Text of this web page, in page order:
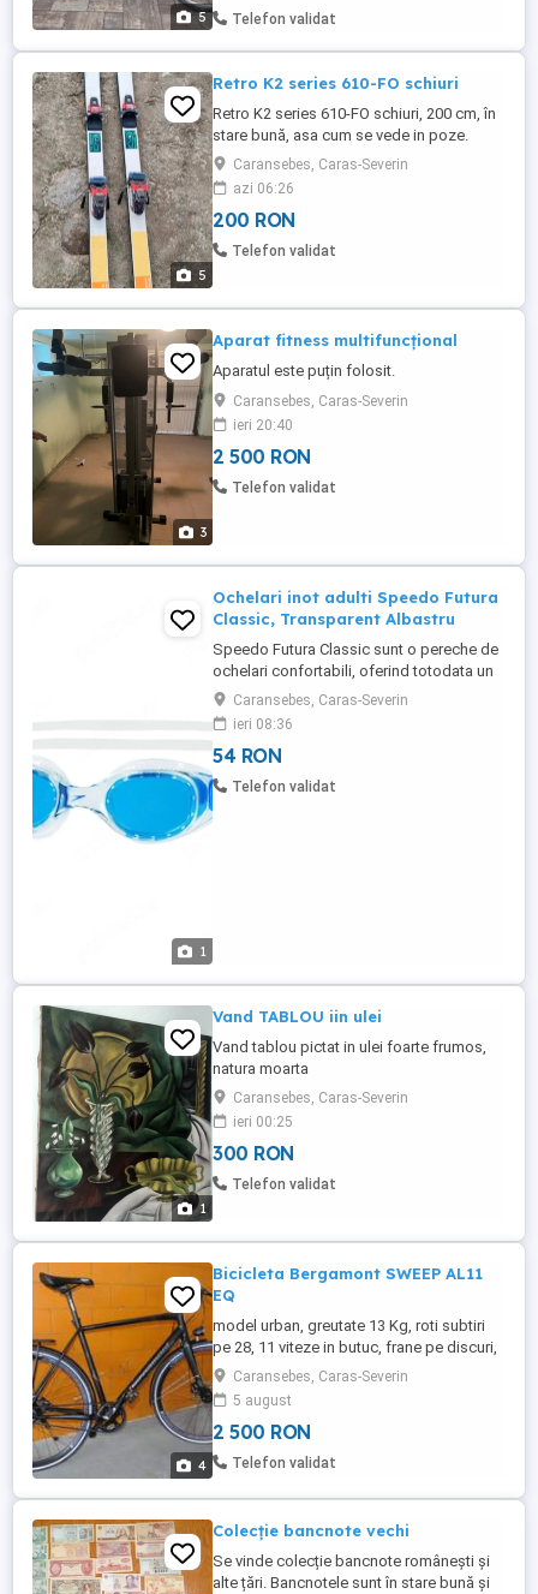
5 Telefon validat
5
Retro K2 series 610-FO schiuri
Retro K2 series 610-FO schiuri, 200 cm, în
stare bună, asa cum se vede in poze.
Ridicare personală a produsului.
Caransebes, Caras-Severin
azi 06:26
200 RON
Telefon validat
3
Aparat fitness multifuncțional
Aparatul este puțin folosit.
Caransebes, Caras-Severin
ieri 20:40
2 500 RON
Telefon validat
1
Ochelari inot adulti Speedo Futura
Classic, Transparent Albastru
Speedo Futura Classic sunt o pereche de
ochelari confortabili, oferind totodata un
mod foarte usor de ajustat si purtat. -
Lentile antiaburire; - Fit perfect pe nas; -
Curea dubla din silicon; - Protectie UV.
Compozitie - Lentile: policarbonat; -
Garnitura: silicon; - Curea: silicon.
Caransebes, Caras-Severin
ieri 08:36
54 RON
Telefon validat
1
Vand TABLOU iin ulei
Vand tablou pictat in ulei foarte frumos,
natura moarta
Caransebes, Caras-Severin
ieri 00:25
300 RON
Telefon validat
4
Bicicleta Bergamont SWEEP AL11
EQ
model urban, greutate 13 Kg, roti subtiri
pe 28, 11 viteze in butuc, frane pe discuri,
dinam in butuc, far si stop LED
Caransebes, Caras-Severin
5 august
2 500 RON
Telefon validat
Colecție bancnote vechi
Se vinde colecție bancnote românești și
alte țări. Bancnotele sunt în stare bună și